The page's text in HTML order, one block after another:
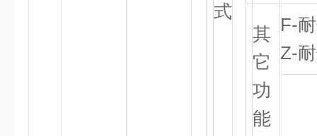
式
其
它
功
能
F-
Z-